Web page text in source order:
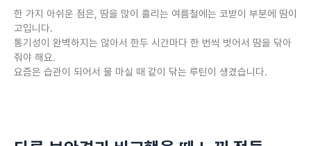
한 가지 아쉬운 점은, 땀을 많이 흘리는 여름철에는 코받이 부분에 땀이
고입니다.
통기성이 완벽하지는 않아서 한두 시간마다 한 번씩 벗어서 땀을 닦아
줘야 해요.
요즘은 습관이 되어서 물 마실 때 같이 닦는 루틴이 생겼습니다.